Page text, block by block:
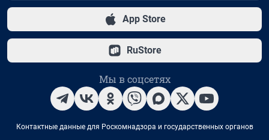
App Store
RuStore
Мы в соцсетях
Контактные данные для Роскомнадзора и государственных органов